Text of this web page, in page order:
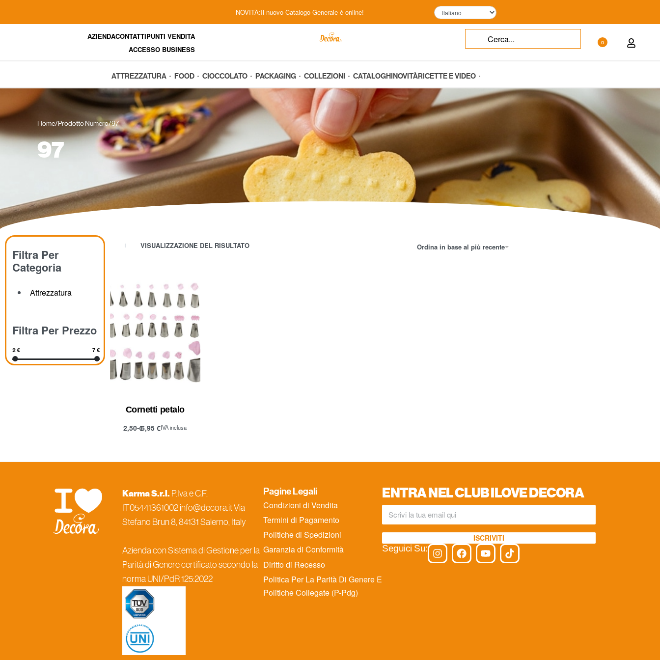
NOVITÀ:Il nuovo Catalogo Generale è online!
AZIENDACONTATTIPUNTI VENDITA
ACCESSO BUSINESS
0
ATTREZZATURA FOOD CIOCCOLATO PACKAGING COLLEZIONI CATALOGHI NOVITÀRICETTE E VIDEO
Home/Prodotto Numero/97
97
Filtra Per
Categoria
Attrezzatura
Filtra Per Prezzo
2 € 7 €
VISUALIZZAZIONE DEL RISULTATO Ordina in base al più recente
Cornetti petalo
2,50€6,95€IVA inclusa
Karma S.r.l. P.Iva e C.F.
IT05441361002 info@decora.it Via
Stefano Brun 8, 84131 Salerno, Italy
Azienda con Sistema di Gestione per la
Parità di Genere certificato secondo la
norma UNI/PdR 125:2022
Pagine Legali
Condizioni di Vendita
Termini di Pagamento
Politiche di Spedizioni
Garanzia di Conformità
Diritto di Recesso
Politica Per La Parità Di Genere E
Politiche Collegate (P-Pdg)
ENTRA NEL CLUB ILOVE DECORA
ISCRIVITI
Seguici Su: